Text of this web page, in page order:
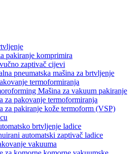
pakiranje komprimira
zaptivač cijevi
pneumatska mašina za brtvljenje
termoformiranja
Mašina za vakuum pakiranje
za pakovanje termoformiranja
za pakiranje kože termoform (VSP)
brtvljenje ladice
automatski zaptivač ladice
vakuuma